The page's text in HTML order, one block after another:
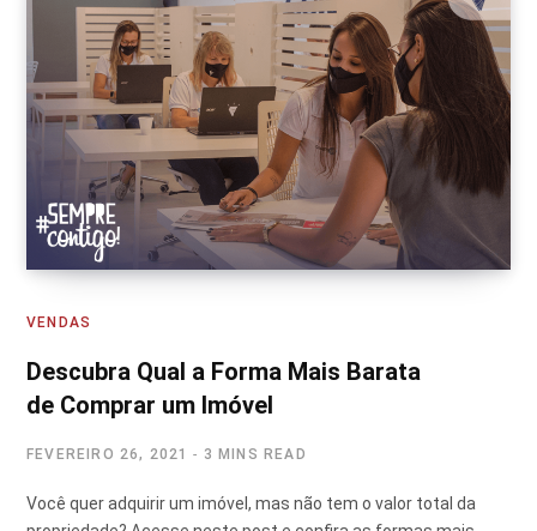
VENDAS
Descubra Qual a Forma Mais Barata
de Comprar um Imóvel
FEVEREIRO 26, 2021 3 MINS READ
Você quer adquirir um imóvel, mas não tem o valor total da